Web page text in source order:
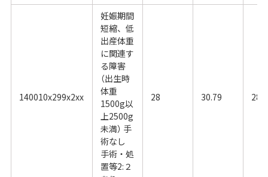
140010x299x2xx
妊娠期間
短縮、低
出産体重
に関連す
る障害
（出生時
体重
1500g以
上2500g
未満） 手
術なし
手術・処
置等2:２
28 30.79